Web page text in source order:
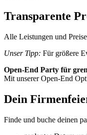
Transparente
Alle Leistungen und
Unser Tipp: Für größere
Open-End Party für
Mit unserer Open-End
Dein
Finde und buche deinen